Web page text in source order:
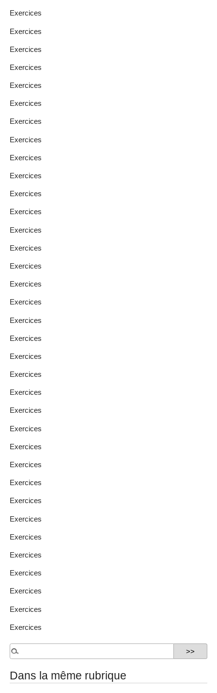
Exercices
Exercices
Exercices
Exercices
Exercices
Exercices
Exercices
Exercices
Exercices
Exercices
Exercices
Exercices
Exercices
Exercices
Exercices
Exercices
Exercices
Exercices
Exercices
Exercices
Exercices
Exercices
Exercices
Exercices
Exercices
Exercices
Exercices
Exercices
Exercices
Exercices
Exercices
Exercices
Exercices
Exercices
Exercices
Dans la même rubrique